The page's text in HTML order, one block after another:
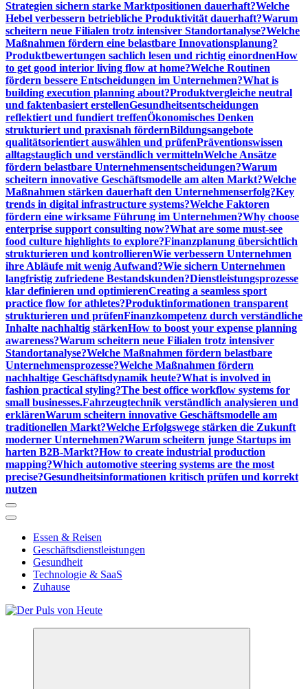
Strategien sichern starke Marktpositionen dauerhaft?Welche
Hebel verbessern betriebliche Produktivität dauerhaft?Warum
scheitern neue Filialen trotz intensiver Standortanalyse?Welche
Maßnahmen fördern eine belastbare Innovationsplanung?
Produktbewertungen sachlich lesen und richtig einordnenHow
to get good interior living flow at home?Welche Routinen
fördern bessere Entscheidungen im Unternehmen?What is
building execution planning about?Produktvergleiche neutral
und faktenbasiert erstellenGesundheitsentscheidungen
reflektiert und fundiert treffenÖkonomisches Denken
strukturiert und praxisnah fördernBildungsangebote
qualitätsorientiert auswählen und prüfenPräventionswissen
alltagstauglich und verständlich vermittelnWelche Ansätze
fördern belastbare Unternehmensentscheidungen?Warum
scheitern innovative Geschäftsmodelle am alten Markt?Welche
Maßnahmen stärken dauerhaft den Unternehmenserfolg?Key
trends in digital infrastructure systems?Welche Faktoren
fördern eine wirksame Führung im Unternehmen?Why choose
enterprise support consulting now?What are some must-see
food culture highlights to explore?Finanzplanung übersichtlich
strukturieren und kontrollierenWie verbessern Unternehmen
ihre Abläufe mit wenig Aufwand?Wie sichern Unternehmen
langfristig zufriedene Bestandskunden?Dienstleistungsprozesse
klar definieren und optimierenCreating a seamless sport
practice flow for athletes?Produktinformationen transparent
strukturieren und prüfenFinanzkompetenz durch verständliche
Inhalte nachhaltig stärkenHow to boost your expense planning
awareness?Warum scheitern neue Filialen trotz intensiver
Standortanalyse?Welche Maßnahmen fördern belastbare
Unternehmensprozesse?Welche Maßnahmen fördern
nachhaltige Geschäftsdynamik heute?What is involved in
fashion practical styling?The best office workflow systems for
small businesses.Fahrzeugtechnik verständlich analysieren und
erklärenWarum scheitern innovative Geschäftsmodelle am
traditionellen Markt?Welche Erfolgswege stärken die Zukunft
moderner Unternehmen?Warum scheitern junge Startups im
harten B2B-Markt?How to create industrial production
mapping?Which automotive steering systems are the most
precise?Gesundheitsinformationen kritisch prüfen und korrekt
nutzen
Essen & Reisen
Geschäftsdienstleistungen
Gesundheit
Technologie & SaaS
Zuhause
Meldungen die Resonanz finden